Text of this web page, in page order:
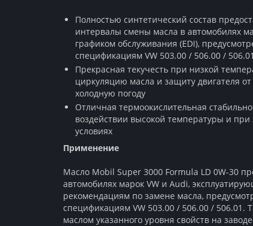
Полностью синтетический состав
интервалы смены масла в автомобилях
графиком обслуживания (EDI),
спецификациям VW 503.00 / 506.00 / 506.01
Прекрасная текучесть при низкой
циркуляцию масла и защиту двигателя
холодную погоду
Отличная термоокислительная
воздействии высокой температуры и при
условиях
Применение
Масло Mobil Super 3000 Formula LD 0W-30
автомобилях марок VW и Audi,
рекомендациям по замене масла,
спецификациям VW 503.00 / 506.00 / 506.01.
маслом указанного уровня свойств на